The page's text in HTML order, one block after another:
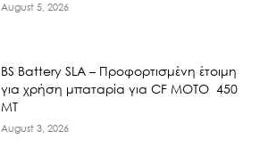
August 5, 2026
BS Battery SLA – Προφορτισμένη έτοιμη
για χρήση μπαταρία για CF MOTO 450
MT
August 3, 2026